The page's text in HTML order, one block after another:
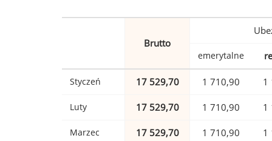
Brutto
emerytalne
Styczeń 17 529,70 1 710,90 1
Luty 17 529,70 1 710,90 1
Marzec 17 529,70 1 710,90 1